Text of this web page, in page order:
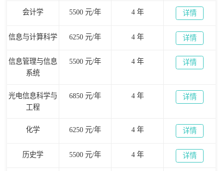
会计学 5500 元/年 4 年 详情
信息与计算科学 6250 元/年 4 年 详情
信息管理与信息
系统
5500 元/年 4 年 详情
光电信息科学与
工程
6850 元/年 4 年 详情
化学 6250 元/年 4 年 详情
历史学 5500 元/年 4 年 详情